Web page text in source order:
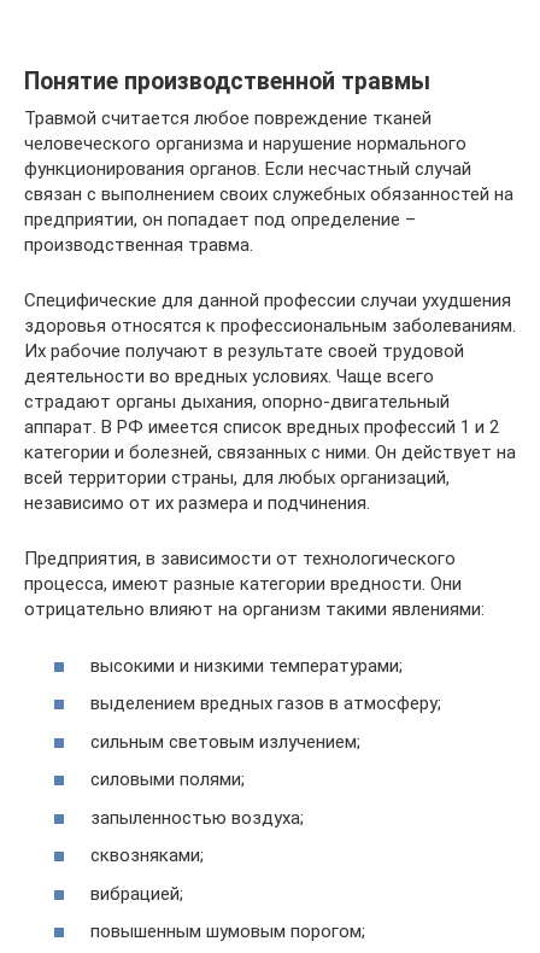
Понятие производственной травмы
Травмой считается любое повреждение тканей
человеческого организма и нарушение нормального
функционирования органов. Если несчастный случай
связан с выполнением своих служебных обязанностей на
предприятии, он попадает под определение –
производственная травма.
Специфические для данной профессии случаи ухудшения
здоровья относятся к профессиональным заболеваниям.
Их рабочие получают в результате своей трудовой
деятельности во вредных условиях. Чаще всего
страдают органы дыхания, опорно-двигательный
аппарат. В РФ имеется список вредных профессий 1 и 2
категории и болезней, связанных с ними. Он действует на
всей территории страны, для любых организаций,
независимо от их размера и подчинения.
Предприятия, в зависимости от технологического
процесса, имеют разные категории вредности. Они
отрицательно влияют на организм такими явлениями:
высокими и низкими температурами;
выделением вредных газов в атмосферу;
сильным световым излучением;
силовыми полями;
запыленностью воздуха;
сквозняками;
вибрацией;
повышенным шумовым порогом;